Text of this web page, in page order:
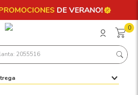
0
llanta: 2055516
Términos más buscados